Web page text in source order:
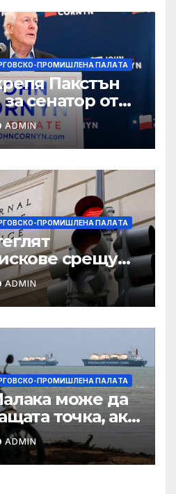
ПРОМИШЛЕНА ПАЛAТА
Пакстън
сенатор от
ADMIN
ПРОМИШЛЕНА ПАЛAТА
срещу
в
съдебно дело с
ADMIN
ПРОМИШЛЕНА ПАЛAТА
може да
точка, ако
ADMIN